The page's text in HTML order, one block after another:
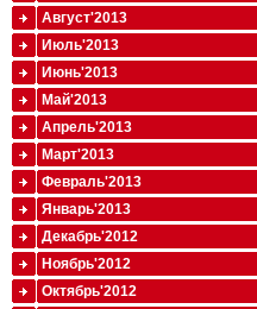
Август'2013
Июль'2013
Июнь'2013
Май'2013
Апрель'2013
Март'2013
Февраль'2013
Январь'2013
Декабрь'2012
Ноябрь'2012
Октябрь'2012